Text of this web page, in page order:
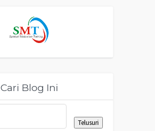
Cari Blog Ini